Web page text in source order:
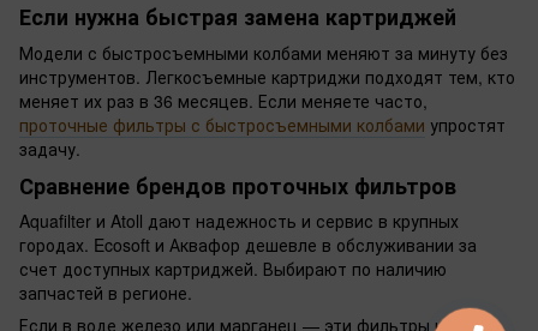
Если нужна быстрая замена картриджей
Модели с быстросъемными колбами меняют за минуту без
инструментов. Легкосъемные картриджи подходят тем, кто
меняет их раз в 36 месяцев. Если меняете часто,
проточные фильтры с быстросъемными колбами упростят
задачу.
Сравнение брендов проточных фильтров
Aquafilter и Atoll дают надежность и сервис в крупных
городах. Ecosoft и Аквафор дешевле в обслуживании за
счет доступных картриджей. Выбирают по наличию
запчастей в регионе.
Если в воде железо или марганец — эти фильтры не